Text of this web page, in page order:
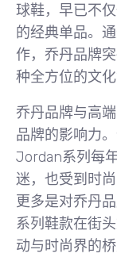
球鞋，早已不
的经典单品。
作，乔丹品牌
种全方位的文化
乔丹品牌与高
品牌的影响力
Jordan系列每
迷，也受到时
更多是对乔丹
系列鞋款在街
动与时尚界的桥